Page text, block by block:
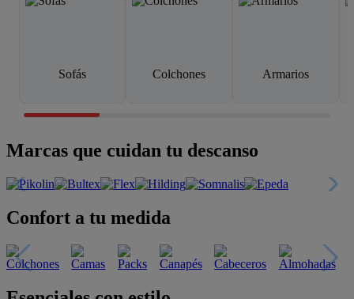
Sofás Colchones Armarios
Marcas que cuidan tu descanso
Confort a tu medida